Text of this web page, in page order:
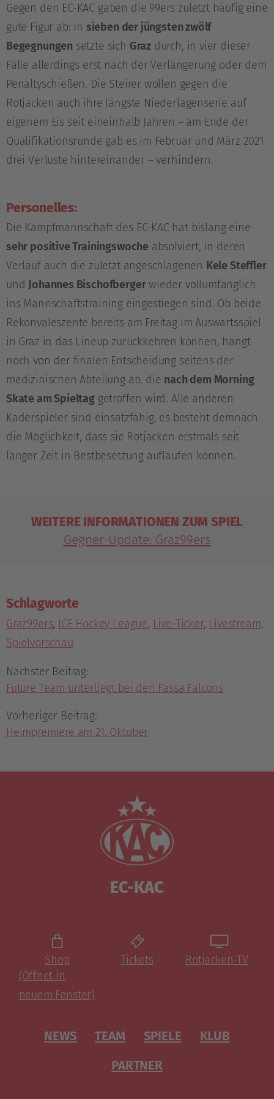
Gegen den EC-KAC gaben die 99ers zuletzt häufig eine
gute Figur ab: In sieben der jüngsten zwölf
Begegnungen setzte sich Grazdurch, in vier dieser
Fälle allerdings erst nach der Verlängerung oder dem
Penaltyschießen. Die Steirer wollen gegen die
Rotjacken auch ihre längste Niederlagenserie auf
eigenem Eis seit eineinhalb Jahren – am Ende der
Qualifikationsrunde gab es im Februar und März 2021
drei Verluste hintereinander – verhindern.
Personelles:
Die Kampfmannschaft des EC-KAC hat bislang eine
sehr positive Trainingswoche absolviert, in deren
Verlauf auch die zuletzt angeschlagenen Kele Steffler
und Johannes Bischofbergerwieder vollumfänglich
ins Mannschaftstraining eingestiegen sind. Ob beide
Rekonvaleszente bereits am Freitag im Auswärtsspiel
in Graz in das Lineup zurückkehren können, hängt
noch von der finalen Entscheidung seitens der
medizinischen Abteilung ab, die nach dem Morning
Skate am Spieltaggetroffen wird. Alle anderen
Kaderspieler sind einsatzfähig, es besteht demnach
die Möglichkeit, dass sie Rotjacken erstmals seit
langer Zeit in Bestbesetzung auflaufen können.
WEITERE INFORMATIONEN ZUM SPIEL
Gegner-Update: Graz99ers
Schlagworte
Graz99ers, ICE Hockey League, Live-Ticker, Livestream,
Spielvorschau
Nächster Beitrag:
Future Team unterliegt bei den Fassa Falcons
Vorheriger Beitrag:
Heimpremiere am 21. Oktober
EC-KAC
Shop
(Öffnet in
neuem Fenster)
Tickets Rotjacken-TV
NEWS TEAM SPIELE
KLUB
PARTNER